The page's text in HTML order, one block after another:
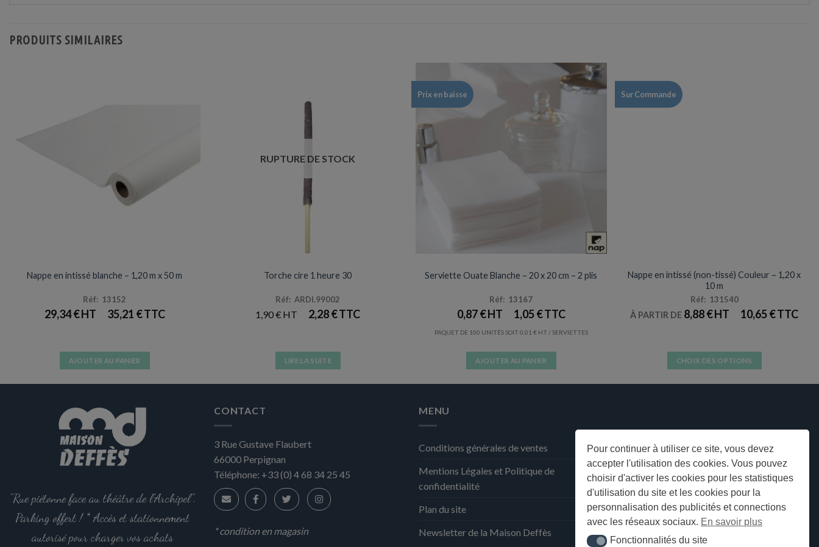
Pour continuer à utiliser ce site, vous devez
accepter l'utilisation des cookies. Vous pouvez
choisir d'activer les cookies pour les statistiques
d'utilisation du site et les cookies pour la
personnalisation des publicités et connections
avec les réseaux sociaux. En savoir plus
Fonctionnalités du site
Fonctionnalités du site
PRODUITS SIMILAIRES
Nappe en intissé blanche – 1,20 m x 50 m
Réf: 13152
29,34€ 35,21 €
AJOUTER AU PANIER
RUPTURE DE STOCK
Torche cire 1 heure 30
Réf: ARDI.99002
1,90€ 2,28€
LIRE LA SUITE
Prix en baisse
Serviette Ouate Blanche – 20 x 20 cm – 2 plis
Réf: 13167
0,87€ 1,05€
PAQUET DE 100 UNITÉS SOIT 0,01 € / SERVIETTES
AJOUTER AU PANIER
Sur Commande
Nappe en intissé (non-tissé) Couleur – 1,20 x
10 m
Réf: 131540
À PARTIR DE 8,88€ 10,65€
CHOIX DES OPTIONS
variations.
Les
options
peuvent
être
choisies
la
"Rue piétonne face au théâtre de l'Archipel".
Parking offert ! * Accès et stationnement
autorisé pour charger vos achats
CONTACT
3 Rue Gustave Flaubert
66000 Perpignan
Téléphone: +33 (0) 4 68 34 25 45
* condition en magasin
MENU
Conditions générales de ventes
Mentions Légales et Politique de
confidentialité
Plan du site
Newsletter de la Maison Deffès